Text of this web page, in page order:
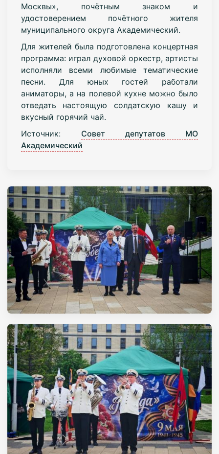
Москвы», почётным знаком и
удостоверением почётного жителя
муниципального округа Академический.
Для жителей была подготовлена концертная
программа: играл духовой оркестр, артисты
исполняли всеми любимые тематические
песни. Для юных гостей работали
аниматоры, а на полевой кухне можно было
отведать настоящую солдатскую кашу и
вкусный горячий чай.
Источник: Совет депутатов МО
Академический